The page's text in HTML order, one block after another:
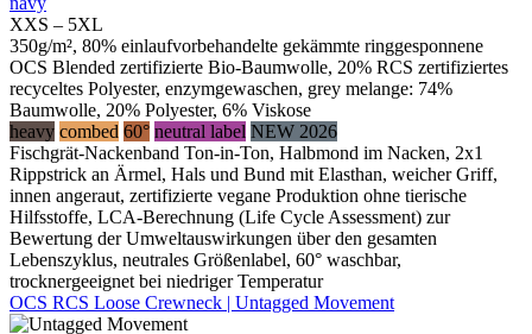
XXS – 5XL
350g/m², 80% einlaufvorbehandelte gekämmte ringgesponnene
OCS Blended zertifizierte Bio-Baumwolle, 20% RCS zertifiziertes
recyceltes Polyester, enzymgewaschen, grey melange: 74%
Baumwolle, 20% Polyester, 6% Viskose
heavy combed 60° neutral label NEW 2026
Fischgrät-Nackenband Ton-in-Ton, Halbmond im Nacken, 2x1
Rippstrick an Ärmel, Hals und Bund mit Elasthan, weicher Griff,
innen angeraut, zertifizierte vegane Produktion ohne tierische
Hilfsstoffe, LCA-Berechnung (Life Cycle Assessment) zur
Bewertung der Umweltauswirkungen über den gesamten
Lebenszyklus, neutrales Größenlabel, 60° waschbar,
trocknergeeignet bei niedriger Temperatur
OCS RCS Loose Crewneck | Untagged Movement